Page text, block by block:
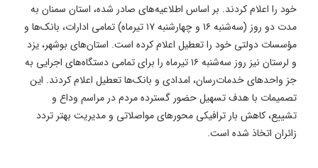
خود را اعلام کردند. بر اساس اطلاعیه‌های صادر شده، استان سمنان به
مدت دو روز (سه‌شنبه ۱۶ و چهارشنبه ۱۷ تیرماه) تمامی ادارات، بانک‌ها و
مؤسسات دولتی خود را تعطیل اعلام کرده است. استان‌های بوشهر، یزد
و لرستان نیز روز سه‌شنبه ۱۶ تیرماه را برای تمامی دستگاه‌های اجرایی به
جز واحدهای خدمات‌رسان، امدادی و بانک‌ها تعطیل اعلام کردند. این
تصمیمات با هدف تسهیل حضور گسترده مردم در مراسم وداع و
تشییع، کاهش بار ترافیکی محورهای مواصلاتی و مدیریت بهتر تردد
زائران اتخاذ شده است.